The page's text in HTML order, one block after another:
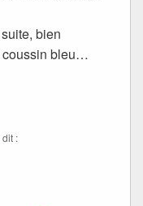
bien
coussin bleu…
dit :